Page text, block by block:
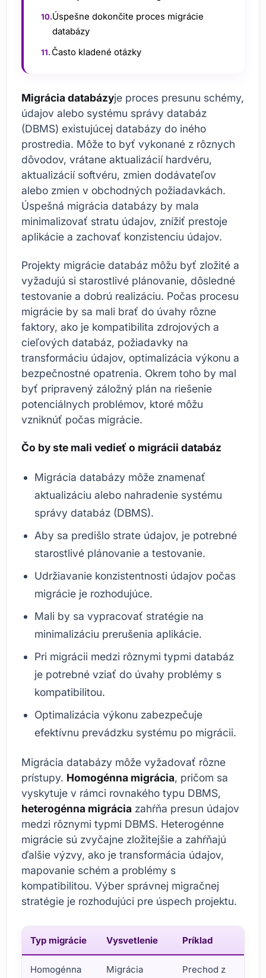
Úspešne dokončite proces migrácie
databázy
Často kladené otázky
Migrácia databázyje proces presunu schémy,
údajov alebo systému správy databáz
(DBMS) existujúcej databázy do iného
prostredia. Môže to byť vykonané z rôznych
dôvodov, vrátane aktualizácií hardvéru,
aktualizácií softvéru, zmien dodávateľov
alebo zmien v obchodných požiadavkách.
Úspešná migrácia databázy by mala
minimalizovať stratu údajov, znížiť prestoje
aplikácie a zachovať konzistenciu údajov.
Projekty migrácie databáz môžu byť zložité a
vyžadujú si starostlivé plánovanie, dôsledné
testovanie a dobrú realizáciu. Počas procesu
migrácie by sa mali brať do úvahy rôzne
faktory, ako je kompatibilita zdrojových a
cieľových databáz, požiadavky na
transformáciu údajov, optimalizácia výkonu a
bezpečnostné opatrenia. Okrem toho by mal
byť pripravený záložný plán na riešenie
potenciálnych problémov, ktoré môžu
vzniknúť počas migrácie.
Čo by ste mali vedieť o migrácii databáz
Migrácia databázy môže znamenať
aktualizáciu alebo nahradenie systému
správy databáz (DBMS).
Aby sa predišlo strate údajov, je potrebné
starostlivé plánovanie a testovanie.
Udržiavanie konzistentnosti údajov počas
migrácie je rozhodujúce.
Mali by sa vypracovať stratégie na
minimalizáciu prerušenia aplikácie.
Pri migrácii medzi rôznymi typmi databáz
je potrebné vziať do úvahy problémy s
kompatibilitou.
Optimalizácia výkonu zabezpečuje
efektívnu prevádzku systému po migrácii.
Migrácia databázy môže vyžadovať rôzne
prístupy. Homogénna migrácia, pričom sa
vyskytuje v rámci rovnakého typu DBMS,
heterogénna migrácia zahŕňa presun údajov
medzi rôznymi typmi DBMS. Heterogénne
migrácie sú zvyčajne zložitejšie a zahŕňajú
ďalšie výzvy, ako je transformácia údajov,
mapovanie schém a problémy s
kompatibilitou. Výber správnej migračnej
stratégie je rozhodujúci pre úspech projektu.
Typ migrácie Vysvetlenie Príklad
Homogénna Migrácia Prechod z